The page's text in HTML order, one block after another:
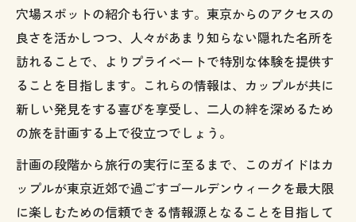
穴場スポットの紹介も行います。東京からのアクセスの
良さを活かしつつ、人々があまり知らない隠れた名所を
訪れることで、よりプライベートで特別な体験を提供す
ることを目指します。これらの情報は、カップルが共に
新しい発見をする喜びを享受し、二人の絆を深めるため
の旅を計画する上で役立つでしょう。
計画の段階から旅行の実行に至るまで、このガイドはカ
ップルが東京近郊で過ごすゴールデンウィークを最大限
に楽しむための信頼できる情報源となることを目指して